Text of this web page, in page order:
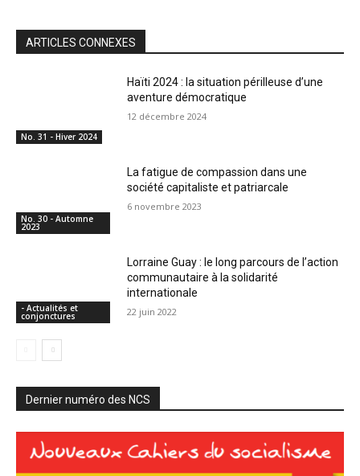
ARTICLES CONNEXES
No. 31 - Hiver 2024
Haïti 2024 : la situation périlleuse d’une
aventure démocratique
12 décembre 2024
No. 30 - Automne
2023
La fatigue de compassion dans une
société capitaliste et patriarcale
6 novembre 2023
- Actualités et
conjonctures
Lorraine Guay : le long parcours de l’action
communautaire à la solidarité
internationale
22 juin 2022
Dernier numéro des NCS